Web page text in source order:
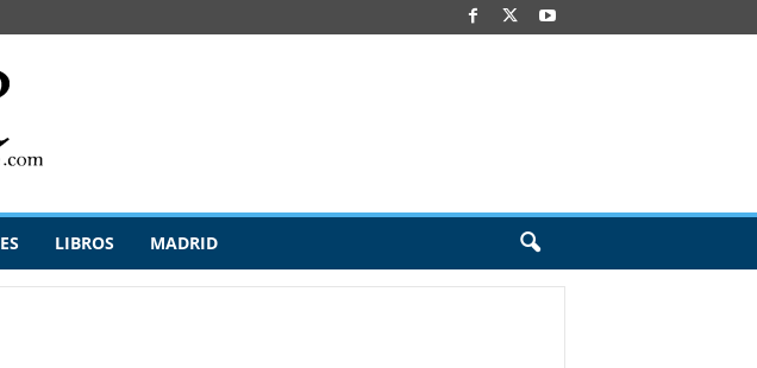
LIBROS MADRID